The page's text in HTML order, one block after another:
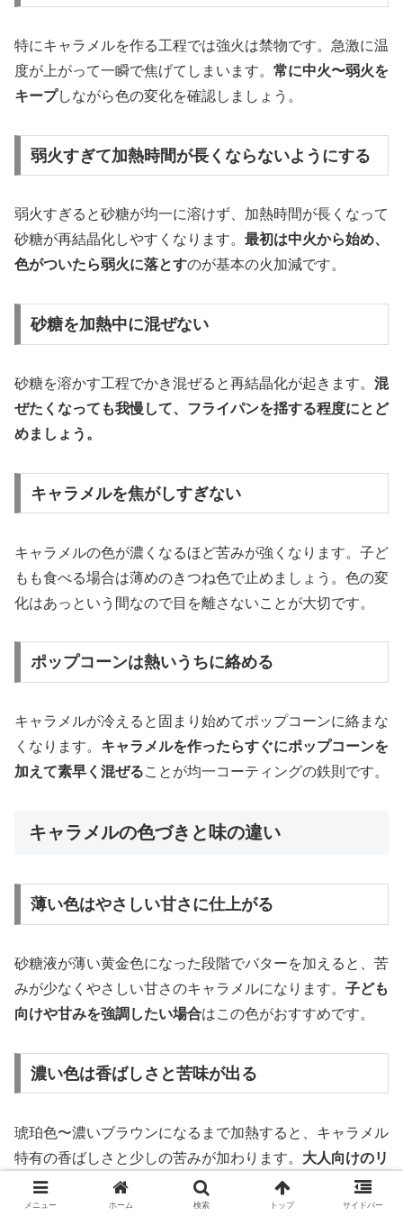
特にキャラメルを作る工程では強火は禁物です。急激に温
度が上がって一瞬で焦げてしまいます。 常に中火〜弱火を
キープしながら色の変化を確認しましょう。
弱火すぎて加熱時間が長くならないようにする
弱火すぎると砂糖が均一に溶けず、加熱時間が長くなって
砂糖が再結晶化しやすくなります。 最初は中火から始め、
色がついたら弱火に落とすのが基本の火加減です。
砂糖を加熱中に混ぜない
砂糖を溶かす工程でかき混ぜると再結晶化が起きます。 混
ぜたくなっても我慢して、フライパンを揺する程度にとど
めましょう。
キャラメルを焦がしすぎない
キャラメルの色が濃くなるほど苦みが強くなります。子ど
もも食べる場合は薄めのきつね色で止めましょう。色の変
化はあっという間なので目を離さないことが大切です。
ポップコーンは熱いうちに絡める
キャラメルが冷えると固まり始めてポップコーンに絡まな
くなります。 キャラメルを作ったらすぐにポップコーンを
加えて素早く混ぜることが均一コーティングの鉄則です。
キャラメルの色づきと味の違い
薄い色はやさしい甘さに仕上がる
砂糖液が薄い黄金色になった段階でバターを加えると、苦
みが少なくやさしい甘さのキャラメルになります。 子ども
向けや甘みを強調したい場合はこの色がおすすめです。
濃い色は香ばしさと苦味が出る
琥珀色〜濃いブラウンになるまで加熱すると、キャラメル
特有の香ばしさと少しの苦みが加わります。 大人向けのリ
ッチな風味
に仕上がります。コーヒーや紅茶と合わせて食
べるのにも向いています。
メニュー ホーム 検索 トップ サイドバー